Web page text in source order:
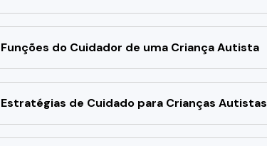
Funções do Cuidador de uma Criança Autista
Estratégias de Cuidado para Crianças Autistas